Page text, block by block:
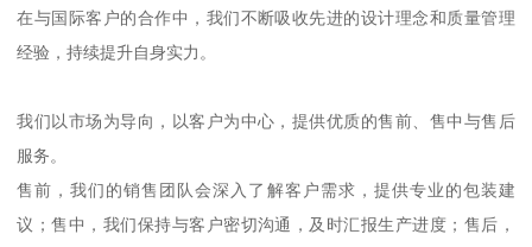
在与国际客户的合作中，我们不断吸收先进的设计理念和质量管理
经验，持续提升自身实力。
我们以市场为导向，以客户为中心，提供优质的售前、售中与售后
服务。
售前，我们的销售团队会深入了解客户需求，提供专业的包装建
议；售中，我们保持与客户密切沟通，及时汇报生产进度；售后，